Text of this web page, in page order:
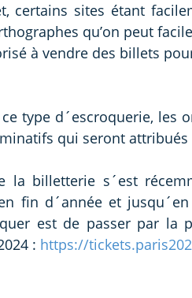
qu’on peut
à vendre des billets
type d´escroquerie, les
qui seront attribués
la billetterie s´est
fin d´année et
est de passer par la
: https://